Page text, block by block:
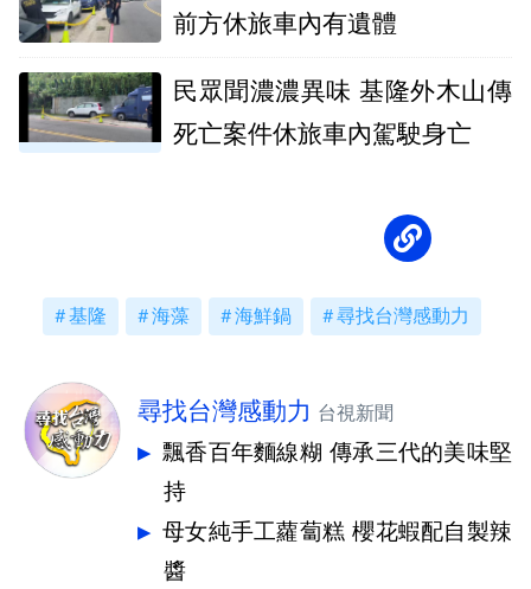
前方休旅車內有遺體
民眾聞濃濃異味 基隆外木山傳
死亡案件休旅車內駕駛身亡
基隆 海藻 海鮮鍋 尋找台灣感動力
尋找台灣感動力 台視新聞
飄香百年麵線糊 傳承三代的美味堅
持
母女純手工蘿蔔糕 櫻花蝦配自製辣
醬